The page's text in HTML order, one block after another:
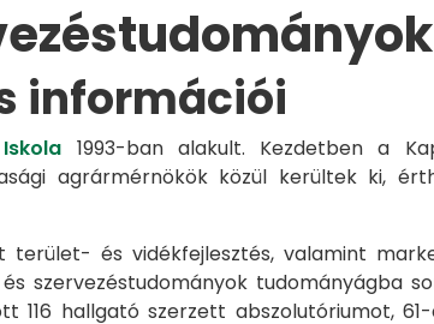
információi
1993-ban alakult. Kezdetben a
agrármérnökök közül kerültek ki,
és vidékfejlesztés, valamint
szervezéstudományok tudományágba
116 hallgató szerzett abszolutóriumot,